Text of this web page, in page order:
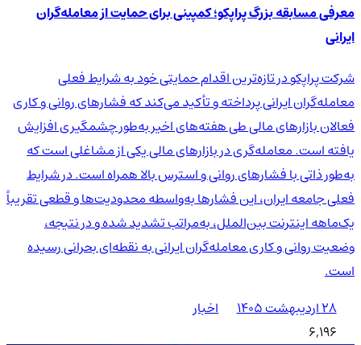
معرفی مسابقه بزرگ پراپکو؛ کمپینی برای حمایت از معامله‌گران
ایرانی
شرکت پراپکو در تازه‌ترین اقدام حمایتی خود به شرایط فعلی
معامله‌گران ایرانی پرداخته و تأکید می‌کند که فشارهای روانی و کاری
فعالان بازارهای مالی طی هفته‌های اخیر به‌طور چشمگیری افزایش
یافته است. معامله‌گری در بازارهای مالی یکی از مشاغلی است که
به‌طور ذاتی با فشارهای روانی و استرس بالا همراه است. در شرایط
فعلی جامعه ایران، این فشارها به‌واسطه محدودیت‌ها و قطعی تقریباً
یک‌ماهه اینترنت بین‌الملل، به‌مراتب تشدید شده و در نتیجه،
وضعیت روانی و کاری معامله‌گران ایرانی به نقطه‌ای بحرانی رسیده
است.
۲۸ اردیبهشت ۱۴۰۵
اخبار
6,196